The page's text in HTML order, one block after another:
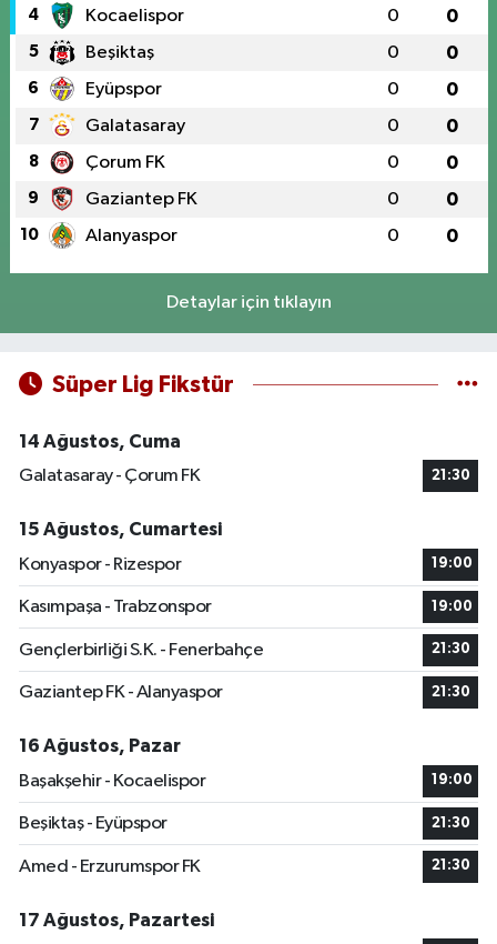
4 Kocaelispor 0 0
5 Beşiktaş 0 0
6 Eyüpspor 0 0
7 Galatasaray 0 0
8 Çorum FK 0 0
9 Gaziantep FK 0 0
10 Alanyaspor 0 0
Detaylar için tıklayın
Süper Lig Fikstür
14 Ağustos, Cuma
Galatasaray - Çorum FK
21:30
15 Ağustos, Cumartesi
Konyaspor - Rizespor
19:00
Kasımpaşa - Trabzonspor 19:00
Gençlerbirliği S.K. - Fenerbahçe 21:30
Gaziantep FK - Alanyaspor 21:30
16 Ağustos, Pazar
Başakşehir - Kocaelispor
19:00
Beşiktaş - Eyüpspor 21:30
Amed - Erzurumspor FK 21:30
17 Ağustos, Pazartesi